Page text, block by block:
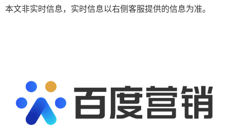
本文非实时信息，实时信息以右侧客服提供的信息为准。